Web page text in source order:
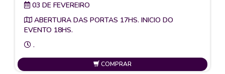
03 DE FEVEREIRO
ABERTURA DAS PORTAS 17HS. INICIO DO
EVENTO 18HS.
.
COMPRAR